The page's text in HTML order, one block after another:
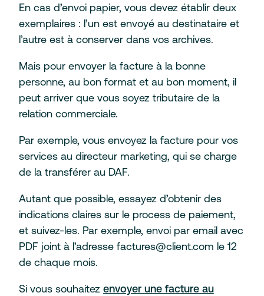
En cas d’envoi papier, vous devez établir deux
exemplaires : l’un est envoyé au destinataire et
l’autre est à conserver dans vos archives.
Mais pour envoyer la facture à la bonne
personne, au bon format et au bon moment, il
peut arriver que vous soyez tributaire de la
relation commerciale.
Par exemple, vous envoyez la facture pour vos
services au directeur marketing, qui se charge
de la transférer au DAF.
Autant que possible, essayez d’obtenir des
indications claires sur le process de paiement,
et suivez-les. Par exemple, envoi par email avec
PDF joint à l’adresse factures@client.com le 12
de chaque mois.
Si vous souhaitez envoyer une facture au